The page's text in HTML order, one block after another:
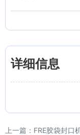
详细信息
上一篇： FRE胶袋封口